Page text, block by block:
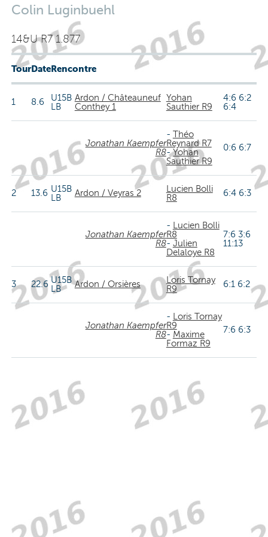
Colin Luginbuehl
14&U R7 1.877
TourDateRencontre
1 8.6
U15B
LB
Ardon / Châteauneuf
Conthey 1
Yohan
Sauthier R9
4:6 6:2
6:4
Jonathan Kaempfer
R8
- Théo
Reynard R7
-Yohan
Sauthier R9
0:6 6:7
2 13.6 U15B
LB
Ardon / Veyras 2
Lucien Bolli
R8
6:4 6:3
Jonathan Kaempfer
R8
-
Lucien Bolli
R8
- Julien
Delaloye R8
7:6 3:6
11:13
3 22.6 U15B
LB
Ardon / Orsières
Loris Tornay
R9
6:1 6:2
Jonathan Kaempfer
R8
-
Loris Tornay
R9
- Maxime
Formaz R9
7:6 6:3